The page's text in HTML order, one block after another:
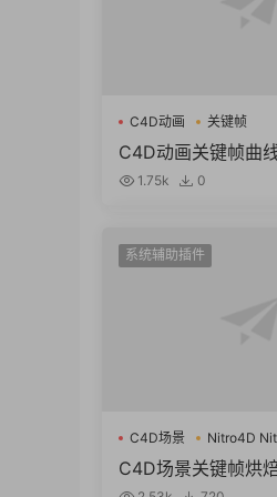
C4D动画 关键帧
C4D动画关键帧曲
afixer v2.0.0 For
1.75k 0
系统辅助插件
C4D场景
Nitro4D
关键帧烘焙插件
C4D场景关键帧烘
D NitroBake v2.02